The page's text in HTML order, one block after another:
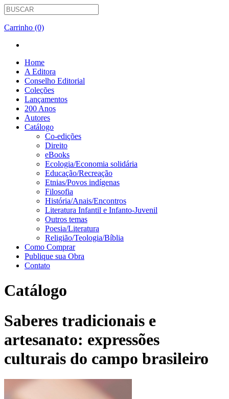
Carrinho (0)
Home
A Editora
Conselho Editorial
Coleções
Lançamentos
200 Anos
Autores
Catálogo
Co-edições
Direito
eBooks
Ecologia/Economia solidária
Educação/Recreação
Etnias/Povos indígenas
Filosofia
História/Anais/Encontros
Literatura Infantil e Infanto-Juvenil
Outros temas
Poesia/Literatura
Religião/Teologia/Bíblia
Como Comprar
Publique sua Obra
Contato
Catálogo
Saberes tradicionais e
artesanato: expressões
culturais do campo brasileiro